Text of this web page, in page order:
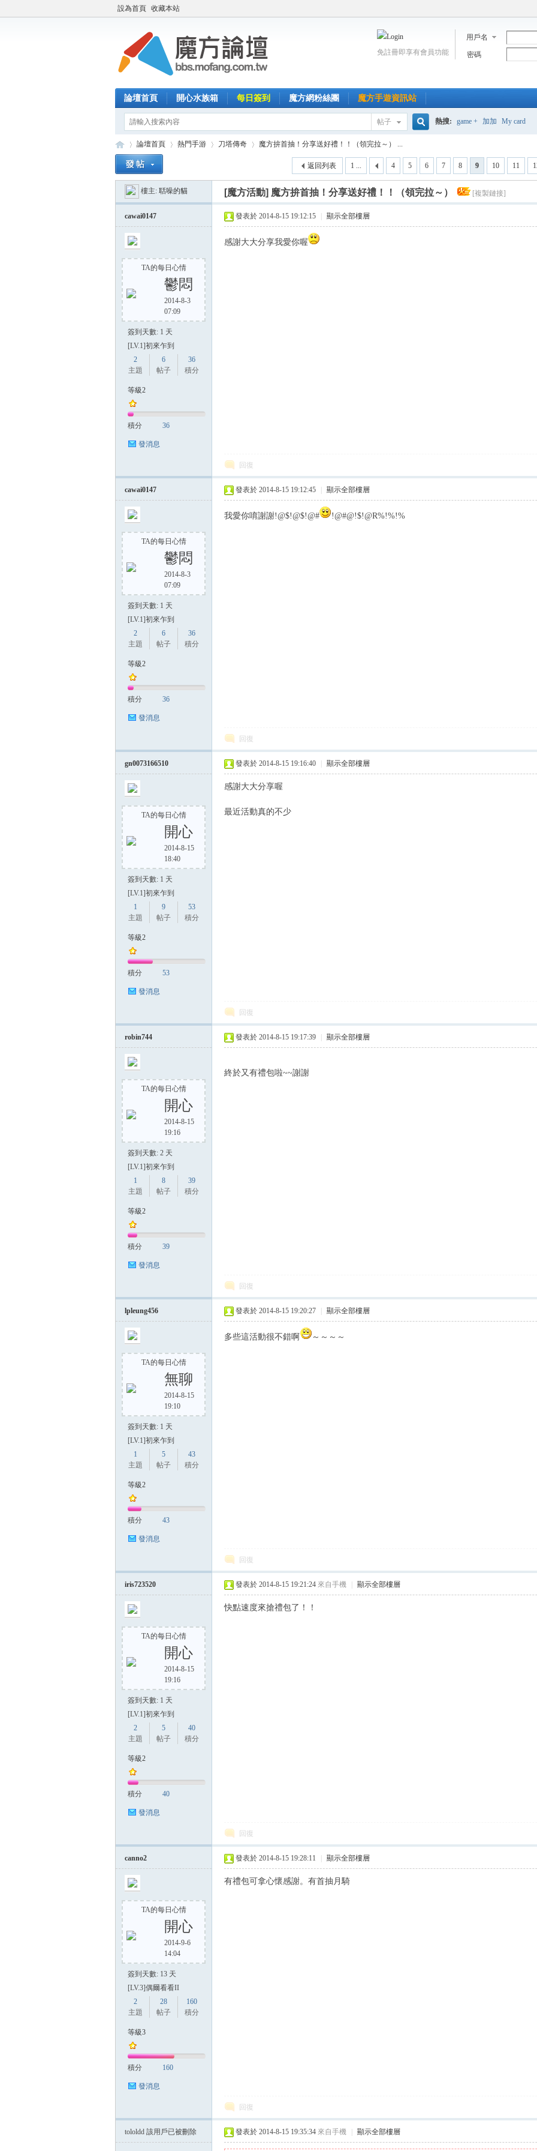
設為首頁 收藏本站
用戶名
密碼
免註冊即享有會員功能
論壇首頁 開心水族箱 每日簽到 魔方網粉絲團 魔方手遊資訊站
帖子
索
熱搜: game + 加加 My card
方
»
論壇首頁 熱門手游 刀塔傳奇
›
魔方拚首抽！分享送好禮！！（領完拉～） ...
1 ... 4 5 6 7 8 9 10 11
返回列表
樓主: 聒噪的貓 [魔方活動] 魔方拚首抽！分享送好禮！！（領完拉～） [複製鏈接]
cawai0147
TA的每日心情
鬱悶
2014-8-3
07:09
簽到天數: 1 天
[LV.1]初來乍到
2
主題
6
帖子
36
積分
等級2
積分 36
發消息
發表於 2014-8-15 19:12:15 顯示全部樓層
感謝大大分享我愛你喔
回復
cawai0147
TA的每日心情
鬱悶
2014-8-3
07:09
簽到天數: 1 天
[LV.1]初來乍到
2
主題
6
帖子
36
積分
等級2
積分 36
發消息
發表於 2014-8-15 19:12:45 顯示全部樓層
我愛你唷謝謝!@$!@$!@# !@#@!$!@R%!%!%
回復
gn0073166510
TA的每日心情
開心
2014-8-15
18:40
簽到天數: 1 天
[LV.1]初來乍到
1
主題
9
帖子
53
積分
等級2
積分 53
發消息
發表於 2014-8-15 19:16:40 顯示全部樓層
感謝大大分享喔
最近活動真的不少
回復
robin744
TA的每日心情
開心
2014-8-15
19:16
簽到天數: 2 天
[LV.1]初來乍到
1
主題
8
帖子
39
積分
等級2
積分 39
發消息
發表於 2014-8-15 19:17:39 顯示全部樓層
終於又有禮包啦~~謝謝
回復
lpleung456
TA的每日心情
無聊
2014-8-15
19:10
簽到天數: 1 天
[LV.1]初來乍到
1
主題
5
帖子
43
積分
等級2
積分 43
發消息
發表於 2014-8-15 19:20:27 顯示全部樓層
多些這活動很不錯啊 ～～～～
回復
iris723520
TA的每日心情
開心
2014-8-15
19:16
簽到天數: 1 天
[LV.1]初來乍到
2
主題
5
帖子
40
積分
等級2
積分 40
發消息
發表於 2014-8-15 19:21:24 來自手機 顯示全部樓層
快點速度來搶禮包了！！
回復
canno2
TA的每日心情
開心
2014-9-6
14:04
簽到天數: 13 天
[LV.3]偶爾看看II
2
主題
28
帖子
160
積分
等級3
積分 160
發消息
發表於 2014-8-15 19:28:11 顯示全部樓層
有禮包可拿心懷感謝。有首抽月騎
回復
tololdd 該用戶已被刪除 發表於 2014-8-15 19:35:34 來自手機 顯示全部樓層